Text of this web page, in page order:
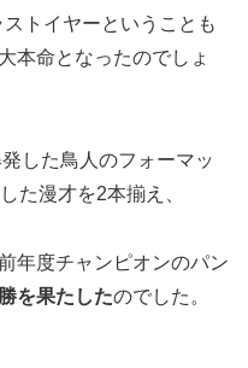
トイヤーということも
本命となったのでしょ
した鳥人のフォーマッ
た漫才を2本揃え、
年度チャンピオンのパン
を果たしたのでした。